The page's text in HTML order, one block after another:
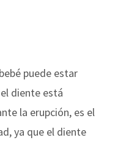
puede estar
diente está
la erupción, es el
ya que el diente